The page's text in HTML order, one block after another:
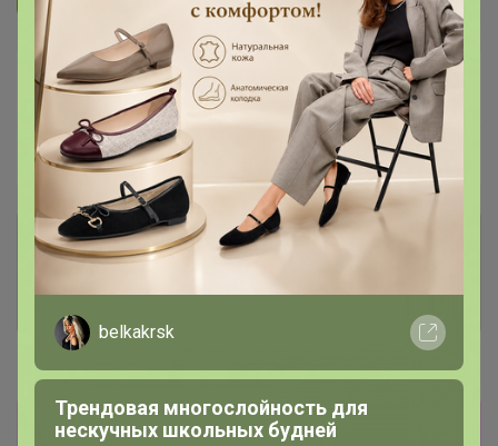
В архиве
—
Собрано
100 %
Ожидание ~ 5 дней
Комментарии к лотам
Новости
Развоз ориентировочно 18-19 декабря
belkakrsk
Трендовая многослойность для
нескучных школьных будней